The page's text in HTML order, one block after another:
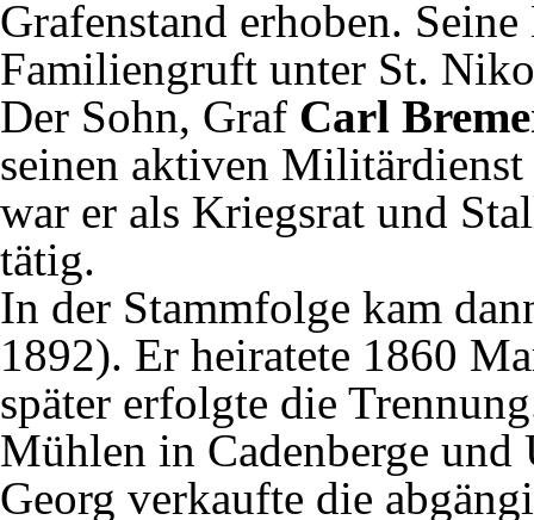
Grafenstand erhoben.
Familiengruft unter St.
Der Sohn, Graf Carl
seinen aktiven
war er als Kriegsrat und
tätig.
In der Stammfolge kam
1892). Er heiratete 1860
später erfolgte die
Mühlen in Cadenberge und
Georg verkaufte die